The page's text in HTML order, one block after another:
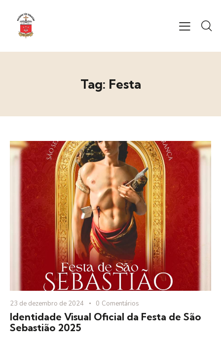
Tag: Festa
23 de dezembro de 2024 0 Comentários
Identidade Visual Oficial da Festa de São
Sebastião 2025